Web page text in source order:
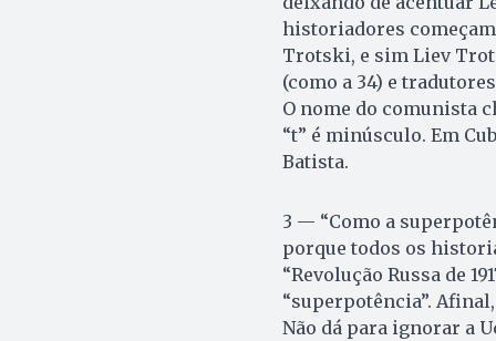
historiadores começam
Trotski, e sim Liev
(como a 34) e
O nome do comunista
“t” é minúsculo. Em
Batista.
3 — “Como a
porque todos os
“Revolução Russa de
“superpotência”.
Não dá para ignorar a